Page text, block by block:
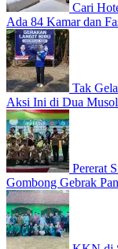
Cari
Ada 84 Kamar dan
Tak
Aksi Ini di Dua
Pererat
Gombong Gebrak